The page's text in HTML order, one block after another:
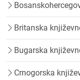
Britanska
Bugarska
Crnogorska